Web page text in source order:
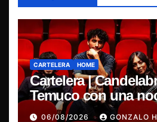
CARTELERA HOME
Cartelera |
Temuco con una
de indie
06/08/2026 GONZALO